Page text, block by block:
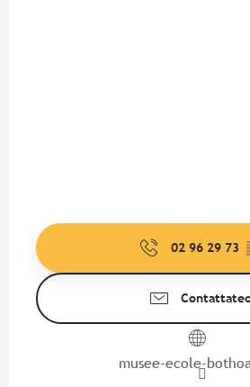
02 96 29 73
musee-ecole-